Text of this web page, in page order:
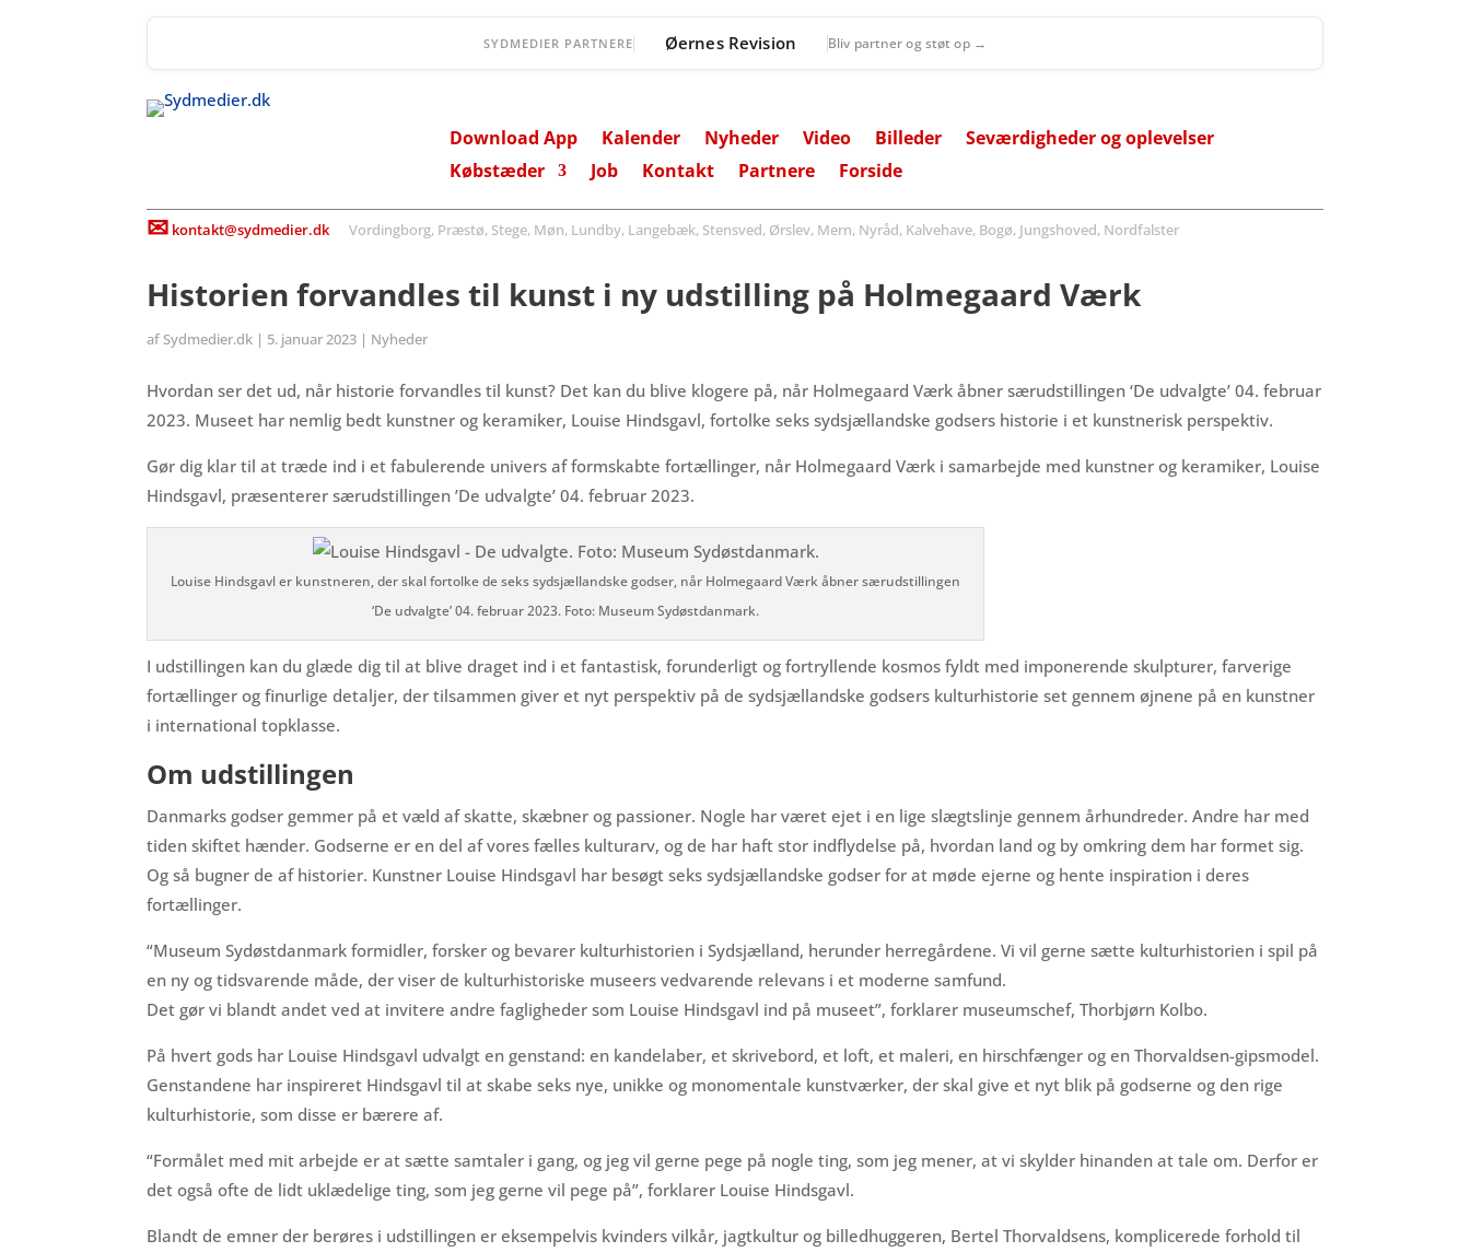
SYDMEDIER PARTNERE Øernes Revision Bliv partner og støt op →
Download App Kalender Nyheder Video Billeder
Seværdigheder og oplevelser
Købstæder
Job Kontakt Partnere Forside
✉ kontakt@sydmedier.dkVordingborg, Præstø, Stege, Møn, Lundby, Langebæk, Stensved, Ørslev, Mern, Nyråd, Kalvehave, Bogø, Jungshoved, Nordfalster
Historien forvandles til kunst i ny udstilling på Holmegaard Værk
af Sydmedier.dk | 5. januar 2023 | Nyheder
Hvordan ser det ud, når historie forvandles til kunst? Det kan du blive klogere på, når Holmegaard Værk åbner særudstillingen ‘De udvalgte’ 04. februar
2023. Museet har nemlig bedt kunstner og keramiker, Louise Hindsgavl, fortolke seks sydsjællandske godsers historie i et kunstnerisk perspektiv.
Gør dig klar til at træde ind i et fabulerende univers af formskabte fortællinger, når Holmegaard Værk i samarbejde med kunstner og keramiker, Louise
Hindsgavl, præsenterer særudstillingen ’De udvalgte’ 04. februar 2023.
Louise Hindsgavl er kunstneren, der skal fortolke de seks sydsjællandske godser, når Holmegaard Værk åbner særudstillingen
‘De udvalgte’ 04. februar 2023. Foto: Museum Sydøstdanmark.
I udstillingen kan du glæde dig til at blive draget ind i et fantastisk, forunderligt og fortryllende kosmos fyldt med imponerende skulpturer, farverige
fortællinger og finurlige detaljer, der tilsammen giver et nyt perspektiv på de sydsjællandske godsers kulturhistorie set gennem øjnene på en kunstner
i international topklasse.
Om udstillingen
Danmarks godser gemmer på et væld af skatte, skæbner og passioner. Nogle har været ejet i en lige slægtslinje gennem århundreder. Andre har med
tiden skiftet hænder. Godserne er en del af vores fælles kulturarv, og de har haft stor indflydelse på, hvordan land og by omkring dem har formet sig.
Og så bugner de af historier. Kunstner Louise Hindsgavl har besøgt seks sydsjællandske godser for at møde ejerne og hente inspiration i deres
fortællinger.
“Museum Sydøstdanmark formidler, forsker og bevarer kulturhistorien i Sydsjælland, herunder herregårdene. Vi vil gerne sætte kulturhistorien i spil på
en ny og tidsvarende måde, der viser de kulturhistoriske museers vedvarende relevans i et moderne samfund.
Det gør vi blandt andet ved at invitere andre fagligheder som Louise Hindsgavl ind på museet”, forklarer museumschef, Thorbjørn Kolbo.
På hvert gods har Louise Hindsgavl udvalgt en genstand: en kandelaber, et skrivebord, et loft, et maleri, en hirschfænger og en Thorvaldsen-gipsmodel.
Genstandene har inspireret Hindsgavl til at skabe seks nye, unikke og monomentale kunstværker, der skal give et nyt blik på godserne og den rige
kulturhistorie, som disse er bærere af.
“Formålet med mit arbejde er at sætte samtaler i gang, og jeg vil gerne pege på nogle ting, som jeg mener, at vi skylder hinanden at tale om. Derfor er
det også ofte de lidt uklædelige ting, som jeg gerne vil pege på”, forklarer Louise Hindsgavl.
Blandt de emner der berøres i udstillingen er eksempelvis kvinders vilkår, jagtkultur og billedhuggeren, Bertel Thorvaldsens, komplicerede forhold til